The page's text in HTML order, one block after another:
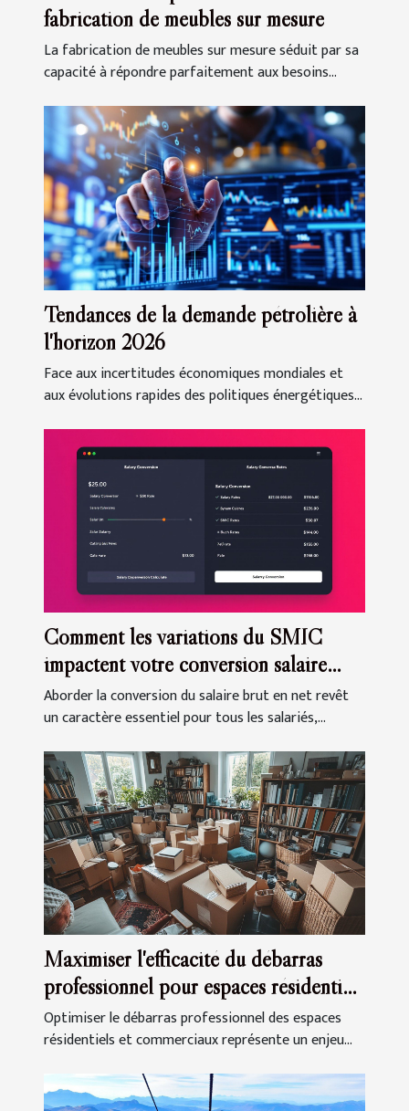
fabrication de meubles sur mesure
La fabrication de meubles sur mesure séduit par sa
capacité à répondre parfaitement aux besoins...
Tendances de la demande pétrolière à
l'horizon 2026
Face aux incertitudes économiques mondiales et
aux évolutions rapides des politiques énergétiques...
Comment les variations du SMIC
impactent votre conversion salaire
brut en net ?
Aborder la conversion du salaire brut en net revêt
un caractère essentiel pour tous les salariés,...
Maximiser l'efficacité du débarras
professionnel pour espaces résidentiels
et commerciaux
Optimiser le débarras professionnel des espaces
résidentiels et commerciaux représente un enjeu...